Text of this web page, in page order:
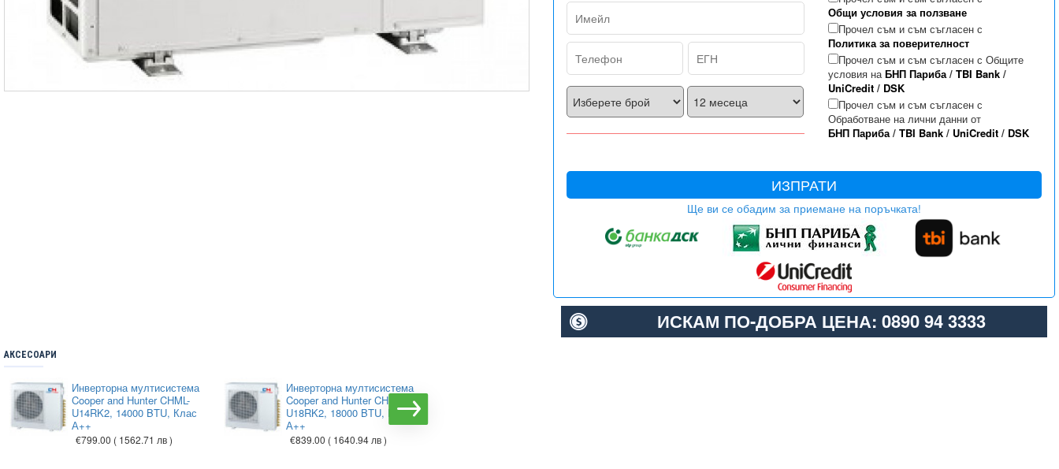
Общи условия за ползване
Прочел съм и съм съгласен с
Политика за поверителност
Прочел съм и съм съгласен с Общите
условия наБНП Париба/ TBI Bank/
UniCredit/ DSK
Прочел съм и съм съгласен с
Обработване на лични данни от
БНП Париба/ TBI Bank/ UniCredit/ DSK
ИЗПРАТИ
Ще ви се обадим за приемане на поръчката!
ИСКАМ ПО-ДОБРА ЦЕНА: 0890 94 3333
АКСЕСОАРИ
Инверторна мултисистема
Cooper and Hunter CHML-
U14RK2, 14000 BTU, Клас
А++
€799.00 ( 1562.71 лв )
Инверторна мултисистема
Cooper and Hunter CHML-
U18RK2, 18000 BTU, Клас
А++
€839.00 ( 1640.94 лв )